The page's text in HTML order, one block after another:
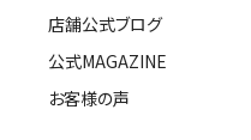
店舗公式ブログ
公式MAGAZINE
お客様の声